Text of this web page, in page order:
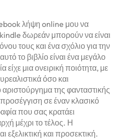
λήψη online μου να
δωρεάν μπορούν να είναι
τους και ένα σχόλιο για την
το βιβλίο είναι ένα μεγάλο
μια ονειρική ποιότητα, με
όσο και
της φανταστικής
σε έναν κλασικό
που σας κρατάει
μέχρι το τέλος. Η
εξελικτική και προσεκτική.